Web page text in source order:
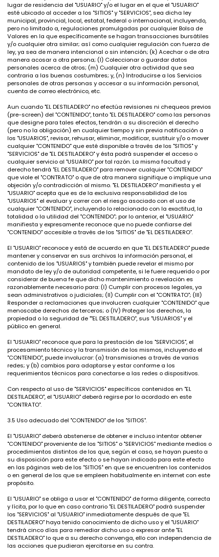
lugar de residencia del "USUARIO" y/o el lugar en el que el "USUARIO"
esté ubicado al acceder a los "SITIOS" y "SERVICIOS", sea dicha ley
municipal, provincial, local, estatal, federal o internacional, incluyendo,
pero no limitado a, regulaciones promulgadas por cualquier Bolsa de
Valores en la que específicamente se hagan transacciones bursátiles
y/o cualquier otra similar; así como cualquier regulación con fuerza de
ley, ya sea de manera intencional o sin intención; (k) Acechar o de otra
manera acosar a otra persona; (l) Coleccionar o guardar datos
personales acerca de otros; (m) Cualquier otra actividad que sea
contraria a las buenas costumbres; y, (n) Introducirse a los Servicios
personales de otras personas y accesar a su información personal,
cuenta de correo electrónico, etc.
Aun cuando "EL DESTILADERO" no efectúa revisiones ni chequeos previos
(pre-screen) del "CONTENIDO", tanto "EL DESTILADERO" como las personas
que designe para tales efectos, tendrán a su discreción el derecho
(pero no la obligación) en cualquier tiempo y sin previa notificación a
los "USUARIOS", revisar, rehusar, eliminar, modificar, sustituir y/o o mover
cualquier "CONTENIDO" que esté disponible a través de los "SITIOS" y
"SERVICIOS" de "EL DESTILADERO" y ésta podrá suspender el acceso o
cualquier servicio al "USUARIO" por tal razón. La misma facultad y
derecho tendrá "EL DESTILADERO" para remover cualquier "CONTENIDO"
que viole el "CONTRATO" o que de otra manera signifique o implique una
objeción y/o contradicción al mismo. "EL DESTILADERO" manifiesta y el
"USUARIO" acepta que es de la exclusiva responsabilidad de los
"USUARIOS" el evaluar y correr con el riesgo asociado con el uso de
cualquier "CONTENIDO", incluyendo lo relacionado con la exactitud, la
totalidad o la utilidad del "CONTENIDO"; por lo anterior, el "USUARIO"
manifiesta y expresamente reconoce que no puede confiarse del
"CONTENIDO" accesible a través de los "SITIOS" de "EL DESTILADERO".
El "USUARIO" reconoce y está de acuerdo en que "EL DESTILADERO" puede
mantener y conservar en sus archivos la información personal, el
contenido de los "USUARIOS" y también puede revelar el mismo por
mandato de ley y/o de autoridad competente, si le fuere requerido o por
considerar de buena fe que dicho mantenimiento o revelación es
razonablemente necesario para: (I) Cumplir con procesos legales, ya
sean administrativos o judiciales; (II) Cumplir con el "CONTRATO"; (III)
Responder a reclamaciones que involucren cualquier "CONTENIDO" que
menoscabe derechos de terceros; o (IV) Proteger los derechos, la
propiedad o la seguridad de ""EL DESTILADERO", sus "USUARIOS" y el
público en general.
El "USUARIO" reconoce que para la prestación de los "SERVICIOS", el
procesamiento técnico y la transmisión de los mismos, incluyendo el
"CONTENIDO", puede involucrar: (a) transmisiones a través de varias
redes; y (b) cambios para adaptarse y estar conforme a los
requerimientos técnicos para conectarse a las redes o dispositivos.
Con respecto al uso de "SERVICIOS" específicos contenidos en "EL
DESTILADERO", el "USUARIO" deberá regirse por lo acordado en este
"CONTRATO".
3.5 Uso adecuado del "CONTENIDO" de los "SITIOS".
El "USUARIO" deberá abstenerse de obtener e incluso intentar obtener
"CONTENIDO" proveniente de los "SITIOS" o "SERVICIOS" mediante medios o
procedimientos distintos de los que, según el caso, se hayan puesto a
su disposición para este efecto o se hayan indicado para este efecto
en las páginas web de los "SITIOS" en que se encuentren los contenidos
o en general de los que se empleen habitualmente en internet con este
propósito.
El "USUARIO" se obliga a usar el "CONTENIDO" de forma diligente, correcta
y lícita, por lo que en caso contrario "EL DESTILADERO" podrá suspender
los "SERVICIOS" al "USUARIO" inmediatamente después de que "EL
DESTILADERO" haya tenido conocimiento de dicho uso y el "USUARIO"
tendrá cinco días para remediar dicho uso o expresar ante "EL
DESTILADERO" lo que a su derecho convenga, ello con independencia de
las acciones que pudieran ejercitarse en su contra.